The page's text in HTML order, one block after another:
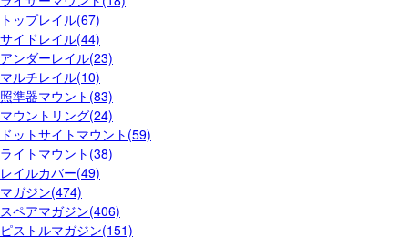
トップレイル(67)
サイドレイル(44)
アンダーレイル(23)
マルチレイル(10)
照準器マウント(83)
マウントリング(24)
ドットサイトマウント(59)
ライトマウント(38)
レイルカバー(49)
マガジン(474)
スペアマガジン(406)
ピストルマガジン(151)